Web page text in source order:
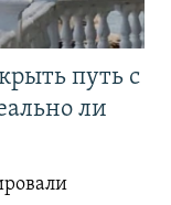
путь с
ли